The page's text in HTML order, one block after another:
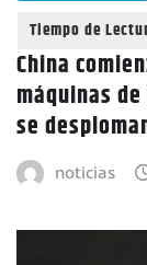
China
máquinas
se
noticias